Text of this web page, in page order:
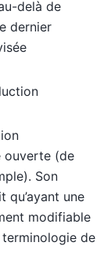
delà de
dernier
ouverte (de
Son
qu’ayant une
modifiable
de